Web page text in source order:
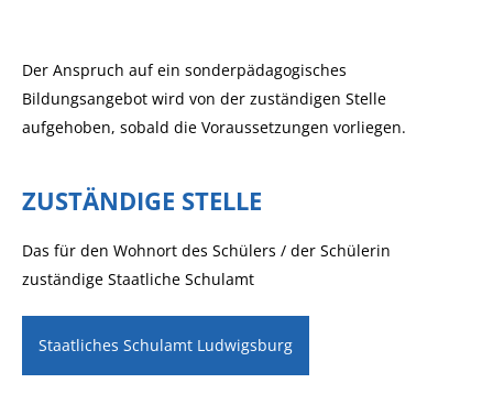
Der Anspruch auf ein sonderpädagogisches
Bildungsangebot wird von der zuständigen Stelle
aufgehoben, sobald die Voraussetzungen vorliegen.
ZUSTÄNDIGE STELLE
Das für den Wohnort des Schülers / der Schülerin
zuständige Staatliche Schulamt
Staatliches Schulamt Ludwigsburg